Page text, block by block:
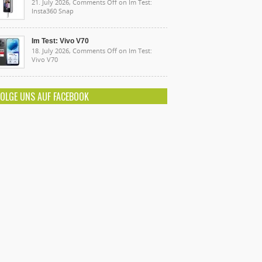
21. July 2026, Comments Off on Im Test:
Insta360 Snap
Im Test: Vivo V70
18. July 2026, Comments Off on Im Test:
Vivo V70
UNS AUF FACEBOOK